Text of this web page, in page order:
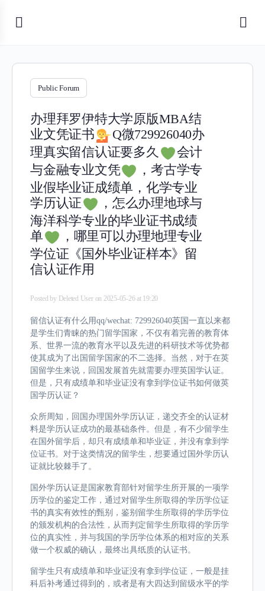
Public Forum
办理拜罗伊特大学原版MBA结
业文凭证书
Q微729926040办
理真实留信认证要多久
会计
与金融专业文凭
，考古学专
业假毕业证成绩单，化学专业
学历认证
，怎么办理地球与
海洋科学专业的毕业证书成绩
单
，哪里可以办理地理专业
学位证《国外毕业证样本》留
信认证作用
Posted by Deleted User on 2025-05-26 at 19:20
留信认证有什么用qq/wechat: 729926040英国一直以来都
是学生们青睐的热门留学国家，不仅有着完善的教育体
系、世界一流的教育水平以及先进的科研技术等优势都
使其成为了出国留学国家的不二选择。当然，对于在英
国留学生来说，回国发展首先就需要办理英国学认证。
但是，只有成绩单和毕业证没有拿到学位证书如何做英
国学历认证？
众所周知，回国办理国外学历认证，递交齐全的认证材
料是学历认证成功的最基础条件。但是，有不少留学生
在国外留学后，却只有成绩单和毕业证，并没有拿到学
位证书。对于这类情况的留学生，想要通过国外学历认
证就比较棘手了。
国外学历认证是国家教育部针对留学生所开展的一项学
历学位的鉴定工作，通过对留学生所取得的学历学位证
书的真实有效性的甄别，鉴别留学生所取得的学历学位
的颁发机构的合法性，从而判定留学生所取得的学历学
位的真实性，并与我国的学历学位体系的相对应的关系
做一个权威的确认，最终出具纸质的认证书。
留学生只有成绩单和毕业证没有拿到学位证，一般是挂
科后补考通过得到的，或者是有大四达到留级水平的学